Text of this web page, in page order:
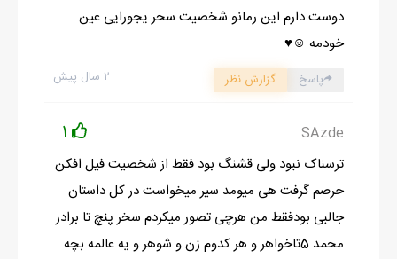
_خب راستش برای اینکه .. اوم ... خب ......
علی _آقاجون چه اصراریه که اونجا رو وقف کنید ، نمی شه بی خیال
_درست صحبت کن بچه ، این چه طرز حرف زدن با بزرگترته ؟مهران
بابا به علی تشر زد
ناگهان یه لبخند اومد گوشه لب آقاجون
_یه شرطی داره
نور امیدو خیلی راحت می شد تو چشم همه دید
دوست دارم این رمانو شخصیت سحر یجورایی عین
خودمه ☺️♥️
۲ سال پیش پاسخ گزارش نظر
SAzde
1
ترسناک نبود ولی قشنگ بود فقط از شخصیت فیل افکن
حرصم گرفت هی میومد سیر میخواست در کل داستان
جالبی بودفقط من هرچی تصور میکردم سخر پنچ تا برادر
محمد 5تاخواهر و هر کدوم زن و شوهر و یه عالمه بچه